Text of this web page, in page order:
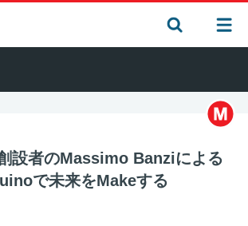
設者のMassimo Banziによる
で未来をMakeする